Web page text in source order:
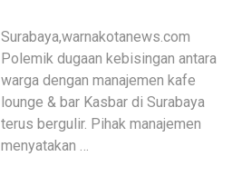
Surabaya,warnakotanews.com
Polemik dugaan kebisingan antara
warga dengan manajemen kafe
lounge & bar Kasbar di Surabaya
terus bergulir. Pihak manajemen
menyatakan …